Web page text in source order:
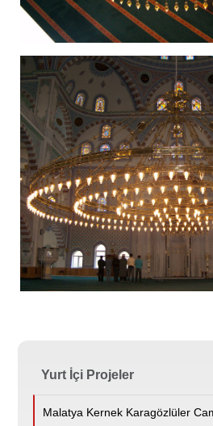
Yurt İçi Projeler
Malatya Kernek Karagözlüler